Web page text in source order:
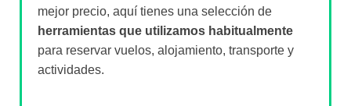
mejor precio, aquí tienes una selección de
herramientas que utilizamos habitualmente
para reservar vuelos, alojamiento, transporte y
actividades.